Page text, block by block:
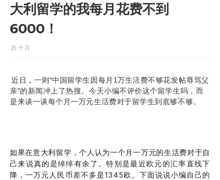
大利留学的我每月花费不到
6000！
25 十月
近日，一则“中国留学生因每月1万生活费不够花发帖辱骂父
亲”的新闻冲上了热搜。今天小编不评价这个留学生吗，而
是来谈一谈每个月一万元生活费对于留学生到底够不够。
如果在意大利留学，个人认为一个月一万元的生活费对于自
己来说真的是绰绰有余了。特别是最近欧元的汇率直线下
降，一万元人民币差不多是1345欧。下面说说小编自己的